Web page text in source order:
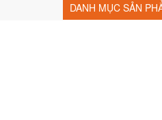
DANH MỤC SẢN